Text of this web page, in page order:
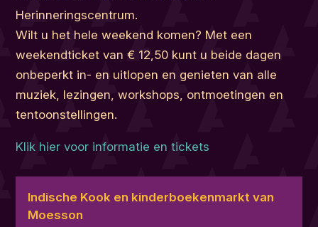
Herinneringscentrum.
Wilt u het hele weekend komen? Met een
weekendticket van € 12,50 kunt u beide dagen
onbeperkt in- en uitlopen en genieten van alle
muziek, lezingen, workshops, ontmoetingen en
tentoonstellingen.
Klik hier voor informatie en tickets
Indische Kook en kinderboekenmarkt van
Moesson